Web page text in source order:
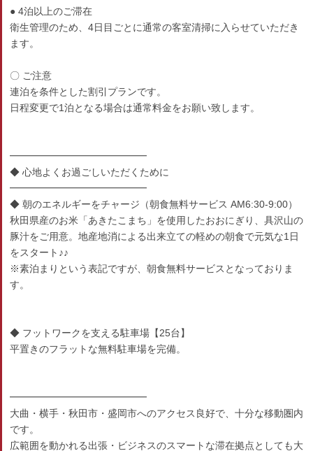
● 4泊以上のご滞在
衛生管理のため、4日目ごとに通常の客室清掃に入らせていただき
ます。
〇 ご注意
連泊を条件とした割引プランです。
日程変更で1泊となる場合は通常料金をお願い致します。
━━━━━━━━━━━━━━
◆ 心地よくお過ごしいただくために
━━━━━━━━━━━━━━
◆ 朝のエネルギーをチャージ（朝食無料サービス AM6:30-9:00）
秋田県産のお米「あきたこまち」を使用したおおにぎり、具沢山の
豚汁をご用意。地産地消による出来立ての軽めの朝食で元気な1日
をスタート♪♪
※素泊まりという表記ですが、朝食無料サービスとなっておりま
す。
◆ フットワークを支える駐車場【25台】
平置きのフラットな無料駐車場を完備。
━━━━━━━━━━━━━━
大曲・横手・秋田市・盛岡市へのアクセス良好で、十分な移動圏内
です。
広範囲を動かれる出張・ビジネスのスマートな滞在拠点としても大